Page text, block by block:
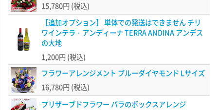
15,780円 (税込)
【追加オプション】 単体での発送はできません チリ
ワインテラ・アンディーナ TERRA ANDINA アンデス
の大地
1,200円 (税込)
フラワーアレンジメント ブルーダイヤモンド Lサイズ
16,780円 (税込)
プリザーブドフラワー バラのボックスアレンジ